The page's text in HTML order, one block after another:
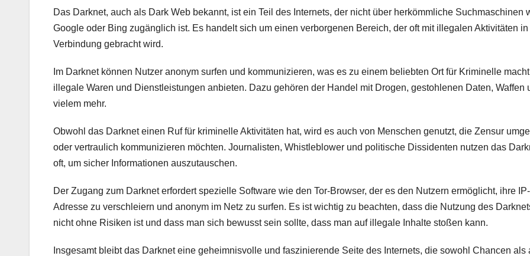
Das Darknet, auch als Dark Web bekannt, ist ein Teil des Internets, der nicht über herkömmliche Suchmaschinen
Google oder Bing zugänglich ist. Es handelt sich um einen verborgenen Bereich, der oft mit illegalen Aktivitäten in
Verbindung gebracht wird.
Im Darknet können Nutzer anonym surfen und kommunizieren, was es zu einem beliebten Ort für Kriminelle
illegale Waren und Dienstleistungen anbieten. Dazu gehören der Handel mit Drogen, gestohlenen Daten, Waffen
vielem mehr.
Obwohl das Darknet einen Ruf für kriminelle Aktivitäten hat, wird es auch von Menschen genutzt, die Zensur
oder vertraulich kommunizieren möchten. Journalisten, Whistleblower und politische Dissidenten nutzen das
oft, um sicher Informationen auszutauschen.
Der Zugang zum Darknet erfordert spezielle Software wie den Tor-Browser, der es den Nutzern ermöglicht, ihre IP-
Adresse zu verschleiern und anonym im Netz zu surfen. Es ist wichtig zu beachten, dass die Nutzung des
nicht ohne Risiken ist und dass man sich bewusst sein sollte, dass man auf illegale Inhalte stoßen kann.
Insgesamt bleibt das Darknet eine geheimnisvolle und faszinierende Seite des Internets, die sowohl Chancen als